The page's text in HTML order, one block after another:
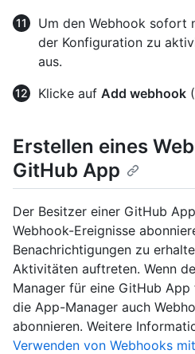
Um den Webhook sofort
der Konfiguration zu
aus.
Klicke auf Add webhook
Erstellen eines
GitHub App
Der Besitzer einer GitHub
Webhook-Ereignisse
Benachrichtigungen zu
Aktivitäten auftreten. Wenn
Manager für eine GitHub
die App-Manager auch
abonnieren. Weitere
Verwenden von Webhooks